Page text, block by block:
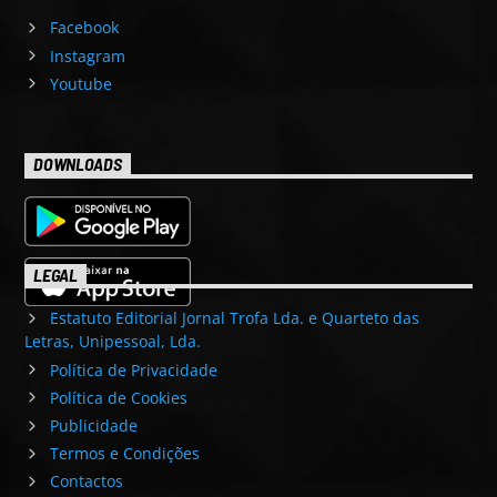
Facebook
Instagram
Youtube
DOWNLOADS
LEGAL
Estatuto Editorial Jornal Trofa Lda. e Quarteto das
Letras, Unipessoal, Lda.
Política de Privacidade
Política de Cookies
Publicidade
Termos e Condições
Contactos